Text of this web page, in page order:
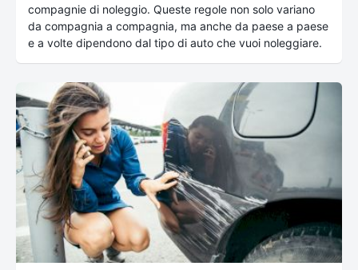
compagnie di noleggio. Queste regole non solo variano
da compagnia a compagnia, ma anche da paese a paese
e a volte dipendono dal tipo di auto che vuoi noleggiare.